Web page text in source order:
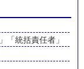
「統括責任者」